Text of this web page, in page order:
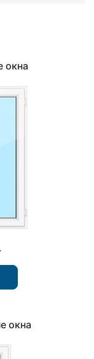
окна
окна